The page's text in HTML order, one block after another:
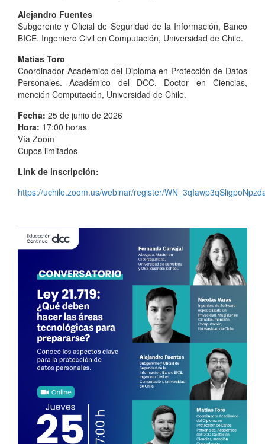
Alejandro Fuentes
Subgerente y Oficial de Seguridad de la Información, Banco
BICE. Ingeniero Civil en Computación, Universidad de Chile.
Matías Toro
Coordinador Académico del Diploma en Protección de Datos
Personales. Académico del DCC. Doctor en Ciencias,
mención Computación, Universidad de Chile.
Fecha: 25 de junio de 2026
Hora: 17:00 horas
Vía Zoom
Cupos limitados
Link de inscripción:
https://uchile.zoom.us/webinar/register/